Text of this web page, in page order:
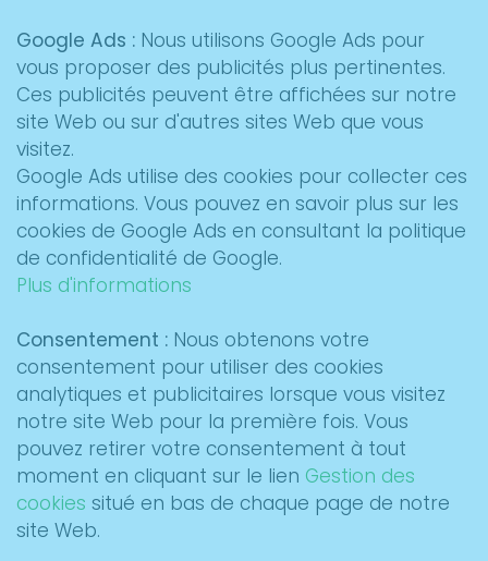
Google Ads : Nous utilisons Google Ads pour
vous proposer des publicités plus pertinentes.
Ces publicités peuvent être affichées sur notre
site Web ou sur d'autres sites Web que vous
visitez.
Google Ads utilise des cookies pour collecter ces
informations. Vous pouvez en savoir plus sur les
cookies de Google Ads en consultant la politique
de confidentialité de Google.
Plus d'informations
Consentement : Nous obtenons votre
consentement pour utiliser des cookies
analytiques et publicitaires lorsque vous visitez
notre site Web pour la première fois. Vous
pouvez retirer votre consentement à tout
moment en cliquant sur le lien Gestion des
cookies situé en bas de chaque page de notre
site Web.